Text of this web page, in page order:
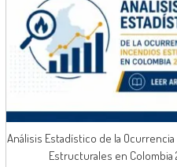
Análisis Estadístico de la
Estructurales en Colombia